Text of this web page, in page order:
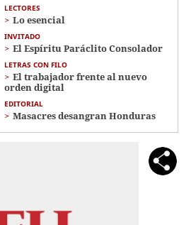
LECTORES
Lo esencial
INVITADO
El Espíritu Paráclito Consolador
LETRAS CON FILO
El trabajador frente al nuevo
orden digital
EDITORIAL
Masacres desangran Honduras